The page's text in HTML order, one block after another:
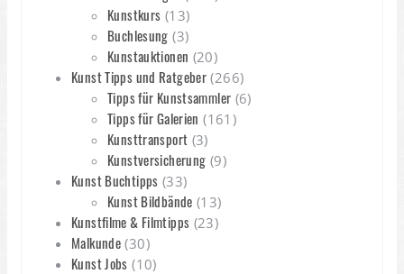
Kunstkurs (13)
Buchlesung (3)
Kunstauktionen (20)
Kunst Tipps und Ratgeber (266)
Tipps für Kunstsammler (6)
Tipps für Galerien (161)
Kunsttransport (3)
Kunstversicherung (9)
Kunst Buchtipps (33)
Kunst Bildbände (13)
Kunstfilme & Filmtipps (23)
Malkunde (30)
Kunst Jobs (10)